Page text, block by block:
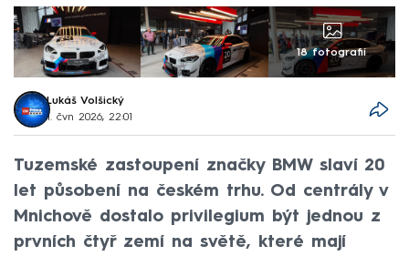
18 fotografií
Lukáš Volšický
1. čvn 2026, 22:01
Tuzemské zastoupení značky BMW slaví 20
let působení na českém trhu. Od centrály v
Mnichově dostalo privilegium být jednou z
prvních čtyř zemí na světě, které mají